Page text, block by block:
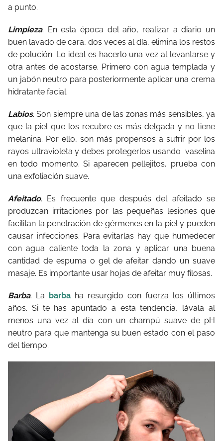
a punto.
Limpieza. En esta época del año, realizar a diario un
buen lavado de cara, dos veces al día, elimina los restos
de polución. Lo ideal es hacerlo una vez al levantarse y
otra antes de acostarse. Primero con agua templada y
un jabón neutro para posteriormente aplicar una crema
hidratante facial.
Labios. Son siempre una de las zonas más sensibles, ya
que la piel que los recubre es más delgada y no tiene
melanina. Por ello, son más propensos a sufrir por los
rayos ultravioleta y debes protegerlos usando vaselina
en todo momento. Si aparecen pellejitos, prueba con
una exfoliación suave.
Afeitado. Es frecuente que después del afeitado se
produzcan irritaciones por las pequeñas lesiones que
facilitan la penetración de gérmenes en la piel y pueden
causar infecciones. Para evitarlas hay que humedecer
con agua caliente toda la zona y aplicar una buena
cantidad de espuma o gel de afeitar dando un suave
masaje. Es importante usar hojas de afeitar muy filosas.
Barba. La barba ha resurgido con fuerza los últimos
años. Si te has apuntado a esta tendencia, lávala al
menos una vez al día con un champú suave de pH
neutro para que mantenga su buen estado con el paso
del tiempo.